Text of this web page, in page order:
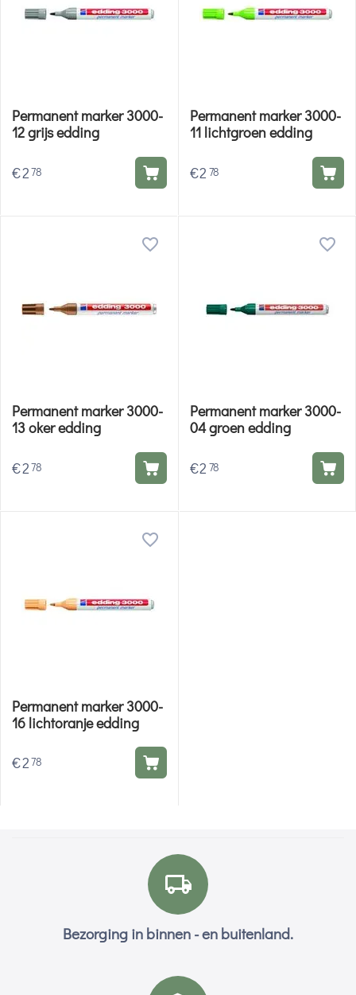
Permanent marker 3000-
12 grijs edding
€278
Permanent marker 3000-
11 lichtgroen edding
€2 78
Permanent marker 3000-
13 oker edding
€278
Permanent marker 3000-
04 groen edding
€2 78
Permanent marker 3000-
16 lichtoranje edding
€278
Bezorging in binnen - en buitenland.